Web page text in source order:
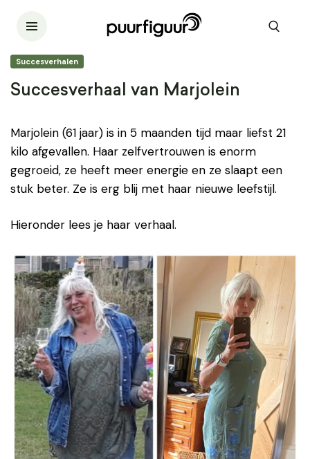
Succesverhalen
Succesverhaal van Marjolein
Marjolein (61 jaar) is in 5 maanden tijd maar liefst 21
kilo afgevallen. Haar zelfvertrouwen is enorm
gegroeid, ze heeft meer energie en ze slaapt een
stuk beter. Ze is erg blij met haar nieuwe leefstijl.
Hieronder lees je haar verhaal.